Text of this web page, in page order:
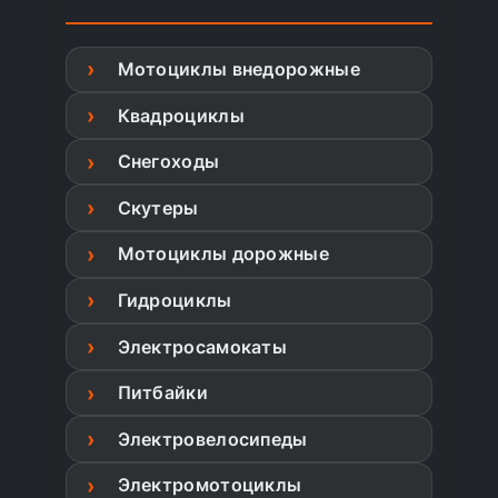
Мотоциклы внедорожные
Квадроциклы
Снегоходы
Скутеры
Мотоциклы дорожные
Гидроциклы
Электросамокаты
Питбайки
Электровелосипеды
Электромотоциклы